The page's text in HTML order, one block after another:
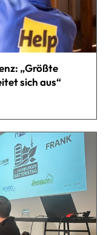
„Größte
sich aus“